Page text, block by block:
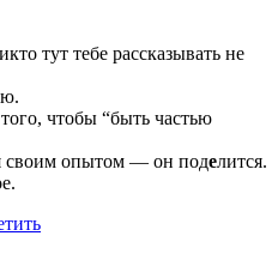
тут тебе рассказывать не
чтобы “быть частью
своим опытом — он поделится.